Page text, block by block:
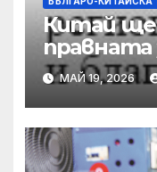
Китай ще
борбата с
МАЙ 19, 2026